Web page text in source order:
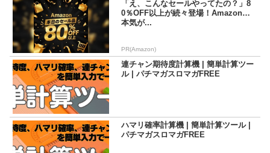
「え、こんなセールやってたの？」8
0％OFF以上が続々登場！Amazonの
本気が...
PR(Amazon)
連チャン期待度計算機 | 簡単計算ツー
ル | パチマガスロマガFREE
ハマリ確率計算機 | 簡単計算ツール |
パチマガスロマガFREE